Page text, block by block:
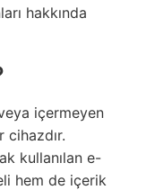
hakkında
içermeyen
cihazdır.
kullanılan e-
hem de içerik